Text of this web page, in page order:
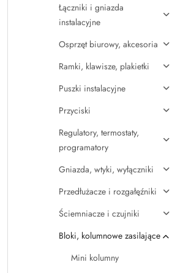
Łączniki i gniazda
instalacyjne
Osprzęt biurowy, akcesoria
Ramki, klawisze, plakietki
Puszki instalacyjne
Przyciski
Regulatory, termostaty,
programatory
Gniazda, wtyki, wyłączniki
Przedłużacze i rozgałęźniki
Ściemniacze i czujniki
Bloki, kolumnowe zasilające
Mini kolumny